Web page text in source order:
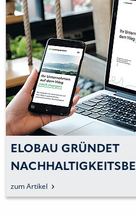
ELOBAU GRÜNDET
ANDERE
zum Artikel